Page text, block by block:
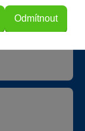
Odmítnout